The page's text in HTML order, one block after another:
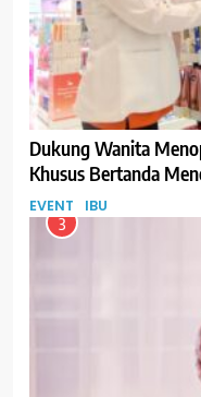
Dukung Wanita
Khusus Bertanda
EVENT IBU
3